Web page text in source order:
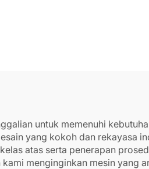
untuk memenuhi
yang kokoh dan rekayasa
atas serta penerapan
menginginkan mesin yang